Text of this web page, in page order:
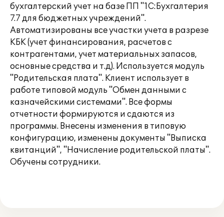
бухгалтерский учет на базе ПП "1С:Бухгалтерия
7.7 для бюджетных учреждений".
Автоматизированы все участки учета в разрезе
КБК (учет финансирования, расчетов с
контрагентами, учет материальных запасов,
основные средства и т.д). Используется модуль
"Родительская плата". Клиент использует в
работе типовой модуль "Обмен данными с
казначейскими системами". Все формы
отчетности формируются и сдаются из
программы. Внесены изменения в типовую
конфигурацию, изменены документы "Выписка
квитанций", "Начисление родительской платы".
Обучены сотрудники.